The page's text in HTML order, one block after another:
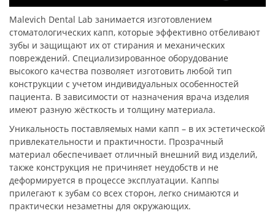
Malevich Dental Lab занимается изготовлением
стоматологических капп, которые эффективно отбеливают
зубы и защищают их от стирания и механических
повреждений. Специализированное оборудование
высокого качества позволяет изготовить любой тип
конструкции с учетом индивидуальных особенностей
пациента. В зависимости от назначения врача изделия
имеют разную жёсткость и толщину материала.
Уникальность поставляемых нами капп – в их эстетической
привлекательности и практичности. Прозрачный
материал обеспечивает отличный внешний вид изделий,
также конструкция не причиняет неудобств и не
деформируется в процессе эксплуатации. Каппы
прилегают к зубам со всех сторон, легко снимаются и
практически незаметны для окружающих.